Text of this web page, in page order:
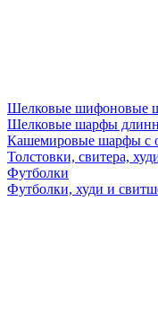
Шелковые шифоновые
Шелковые шарфы
Кашемировые шарфы с
Толстовки, свитера,
Футболки
Футболки, худи и